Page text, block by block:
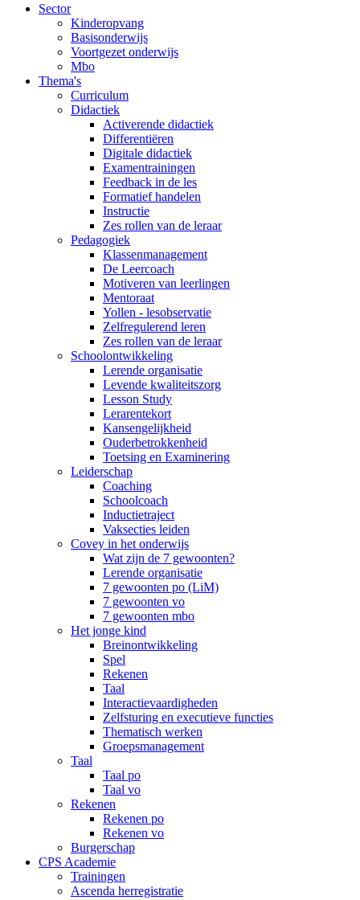
Sector
Kinderopvang
Basisonderwijs
Voortgezet onderwijs
Mbo
Thema's
Curriculum
Didactiek
Activerende didactiek
Differentiëren
Digitale didactiek
Examentrainingen
Feedback in de les
Formatief handelen
Instructie
Zes rollen van de leraar
Pedagogiek
Klassenmanagement
De Leercoach
Motiveren van leerlingen
Mentoraat
Yollen - lesobservatie
Zelfregulerend leren
Zes rollen van de leraar
Schoolontwikkeling
Lerende organisatie
Levende kwaliteitszorg
Lesson Study
Lerarentekort
Kansengelijkheid
Ouderbetrokkenheid
Toetsing en Examinering
Leiderschap
Coaching
Schoolcoach
Inductietraject
Vaksecties leiden
Covey in het onderwijs
Wat zijn de 7 gewoonten?
Lerende organisatie
7 gewoonten po (LiM)
7 gewoonten vo
7 gewoonten mbo
Het jonge kind
Breinontwikkeling
Spel
Rekenen
Taal
Interactievaardigheden
Zelfsturing en executieve functies
Thematisch werken
Groepsmanagement
Taal
Taal po
Taal vo
Rekenen
Rekenen po
Rekenen vo
Burgerschap
CPS Academie
Trainingen
Ascenda herregistratie